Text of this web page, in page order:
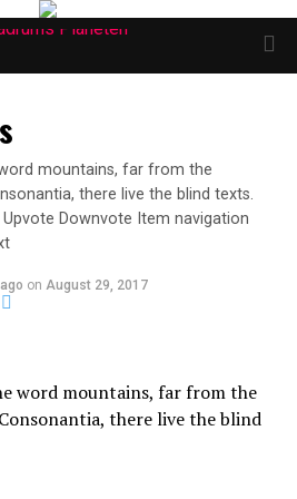
mountains, far from the
there live the blind texts.
Downvote Item navigation
on August 29, 2017
word mountains, far from the
there live the blind